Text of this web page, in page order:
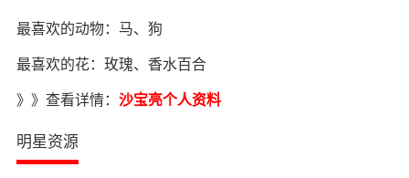
最喜欢的动物：马、狗
最喜欢的花：玫瑰、香水百合
》》查看详情： 沙宝亮个人资料
明星资源